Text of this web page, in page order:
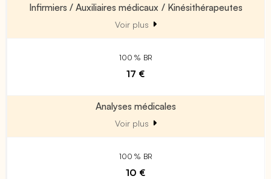
Infirmiers / Auxiliaires médicaux / Kinésithérapeutes
Voir plus
100 % BR
17 €
Analyses médicales
Voir plus
100 % BR
10 €